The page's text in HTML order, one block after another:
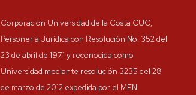
Corporación Universidad de la Costa CUC,
Personería Jurídica con Resolución No. 352 del
23 de abril de 1971 y reconocida como
Universidad mediante resolución 3235 del 28
de marzo de 2012 expedida por el MEN.